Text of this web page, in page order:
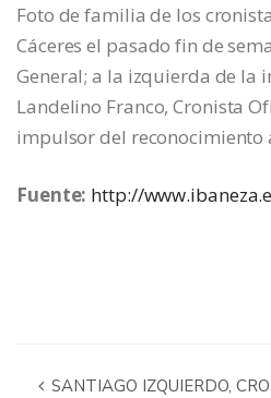
Foto de familia de los
Cáceres el pasado fin de
General; a la izquierda de la
Landelino Franco, Cronista
impulsor del reconocimiento
Fuente: http://
SANTIAGO IZQUIERDO,